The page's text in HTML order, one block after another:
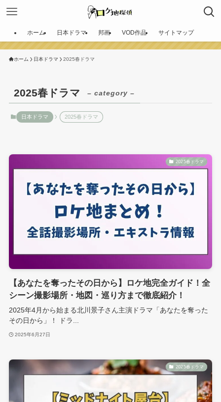
ホーム 日本ドラマ 邦画 VOD作品 サイトマップ
ホーム 日本ドラマ 2025春ドラマ
2025春ドラマ – category –
日本ドラマ 2025春ドラマ
2025春ドラマ
【あなたを奪ったその日から】ロケ地完全ガイド！全
シーン撮影場所・地図・巡り方まで徹底紹介！
2025年4月から始まる北川景子さん主演ドラマ「あなたを奪った
その日から」！ ドラ...
2025年6月27日
2025春ドラマ